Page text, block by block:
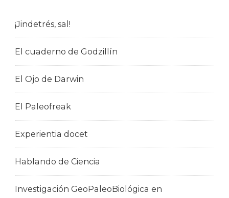
¡Jindetrés, sal!
El cuaderno de Godzillín
El Ojo de Darwin
El Paleofreak
Experientia docet
Hablando de Ciencia
Investigación GeoPaleoBiológica en